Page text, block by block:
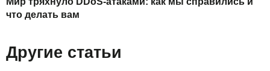
что делать вам
Другие статьи